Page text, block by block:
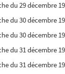
du 29 décembre
du 30 décembre
du 30 décembre
du 31 décembre
du 31 décembre